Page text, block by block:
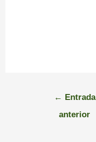
← Entrada
anterior